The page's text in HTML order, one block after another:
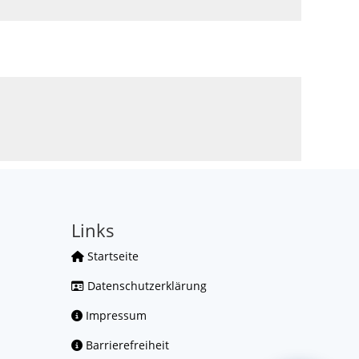
Links
Startseite
Datenschutzerklärung
Impressum
Barrierefreiheit